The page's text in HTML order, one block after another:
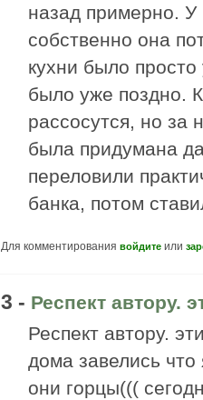
назад примерно. У
собственно она
кухни было
было уже поздно.
рассосутся, но за
была придумана
переловили
банка, потом
Для комментирования войдите или
3 - Респект автору.
Респект автору.
дома завелись
они горцы(((